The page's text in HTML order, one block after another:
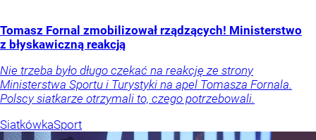
Tomasz Fornal zmobilizował rządzących! Ministerstwo
z błyskawiczną reakcją
Nie trzeba było długo czekać na reakcję ze strony
Ministerstwa Sportu i Turystyki na apel Tomasza Fornala.
Polscy siatkarze otrzymali to, czego potrzebowali.
SiatkówkaSport